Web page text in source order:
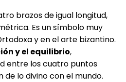
brazos de igual longitud,
Es un símbolo muy
y en el arte bizantino.
y el equilibrio,
entre los cuatro puntos
de lo divino con el mundo.